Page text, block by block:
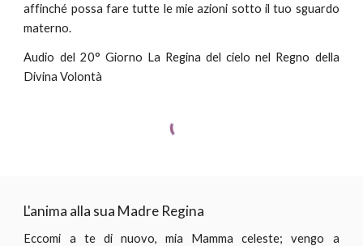
affinché possa fare tutte le mie azioni sotto il tuo sguardo
materno.
Audio del 20° Giorno La Regina del cielo nel Regno della
Divina Volontà
L'anima alla sua Madre Regina
Eccomi a te di nuovo, mia Mamma celeste; vengo a